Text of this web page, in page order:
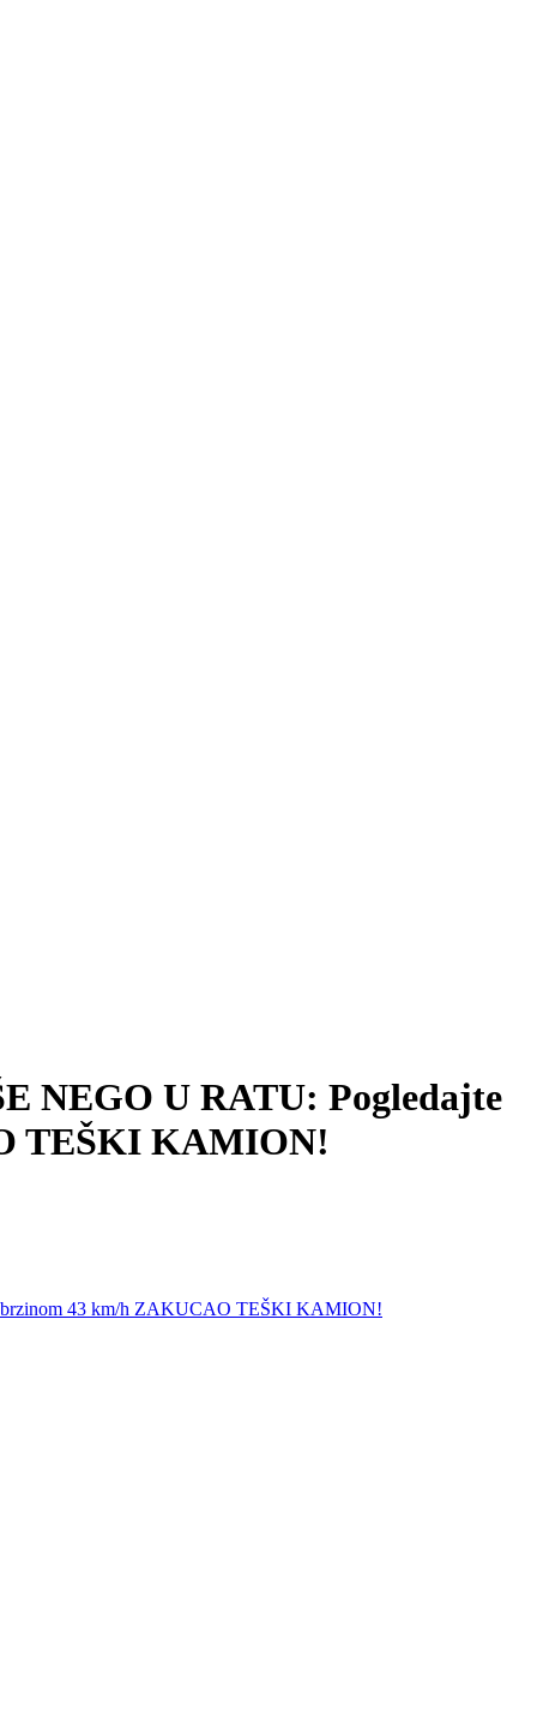
NEGO U RATU: Pogledajte
TEŠKI KAMION!